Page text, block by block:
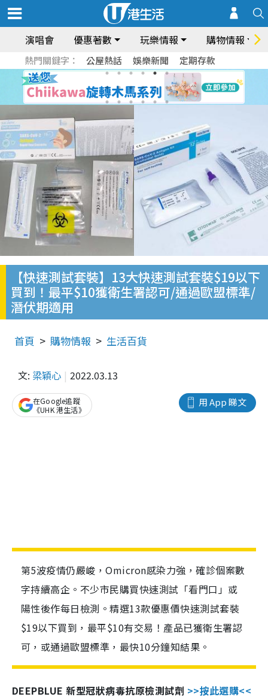
演唱會 優惠著數 玩樂情報 購物情報
熱門關鍵字： 公屋熱話 娛樂新聞 定期存款
【快速測試套裝】13大快速測試套裝$19以下
買到！最平$10獲衛生署認可/通過歐盟標準/
潛伏期適用
首頁 購物情報 生活百貨
文: 梁穎心 2022.03.13
用 App 睇文
在Google追蹤
《UHK 港生活》
第5波疫情仍嚴峻，Omicron感染力強，確診個案數
字持續高企。不少市民購買快速測試「看門口」或
陽性後作每日檢測。精選13款優惠價快速測試套裝
$19以下買到，最平$10有交易！產品已獲衛生署認
可，或通過歐盟標準，最快10分鐘知結果。
DEEPBLUE 新型冠狀病毒抗原檢測試劑 >>按此選購<<